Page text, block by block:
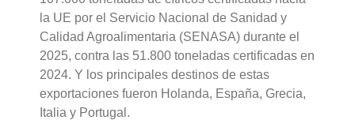
la UE por el Servicio Nacional de Sanidad y
Calidad Agroalimentaria (SENASA) durante el
2025, contra las 51.800 toneladas certificadas en
2024. Y los principales destinos de estas
exportaciones fueron Holanda, España, Grecia,
Italia y Portugal.